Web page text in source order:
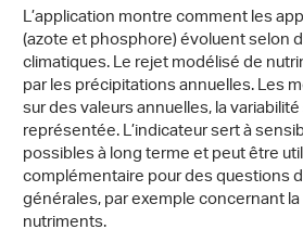
L’application montre comment les
(azote et phosphore) évoluent selon
climatiques. Le rejet modélisé de
par les précipitations annuelles. Les
sur des valeurs annuelles, la
représentée. L’indicateur sert à
possibles à long terme et peut être
complémentaire pour des questions
générales, par exemple concernant
nutriments.